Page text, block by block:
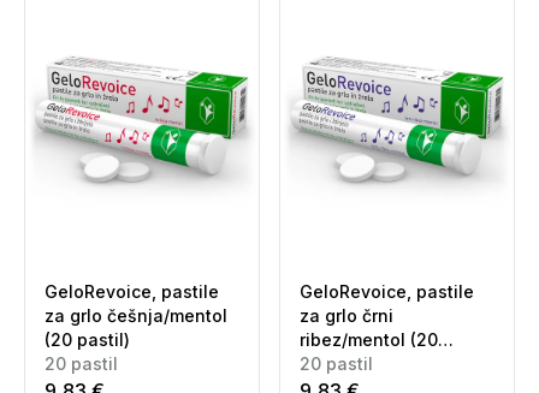
GeloRevoice, pastile
za grlo češnja/mentol
(20 pastil)
20 pastil
GeloRevoice, pastile
za grlo črni
ribez/mentol (20
pastil)
20 pastil